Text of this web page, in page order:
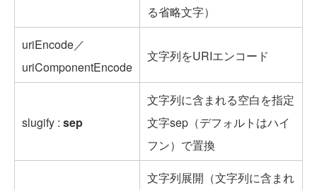
る省略文字）
uriEncode／
uriComponentEncode
文字列をURIエンコード
slugify : sep
文字列に含まれる空白を指定
文字sep（デフォルトはハイ
フン）で置換
文字列展開（文字列に含まれ